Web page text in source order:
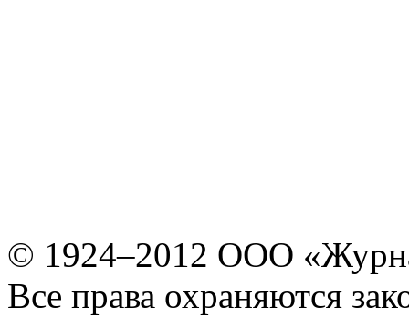
© 1924–2012 ООО
Все права охраняются